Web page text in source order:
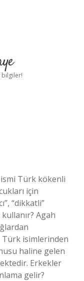
bilgiler!
Türk kökenli
için
“dikkatli”
Agah
isimlerinden
haline gelen
Erkekler
gelir?